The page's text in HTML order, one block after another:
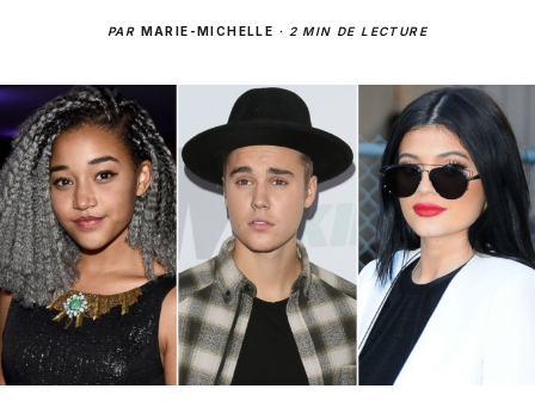
PAR MARIE-MICHELLE · 2 MIN DE LECTURE